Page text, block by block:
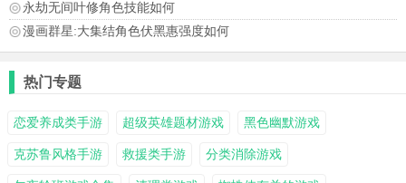
永劫无间叶修角色技能如何
漫画群星:大集结角色伏黑惠强度如何
热门专题
恋爱养成类手游 超级英雄题材游戏 黑色幽默游戏
克苏鲁风格手游 救援类手游 分类消除游戏